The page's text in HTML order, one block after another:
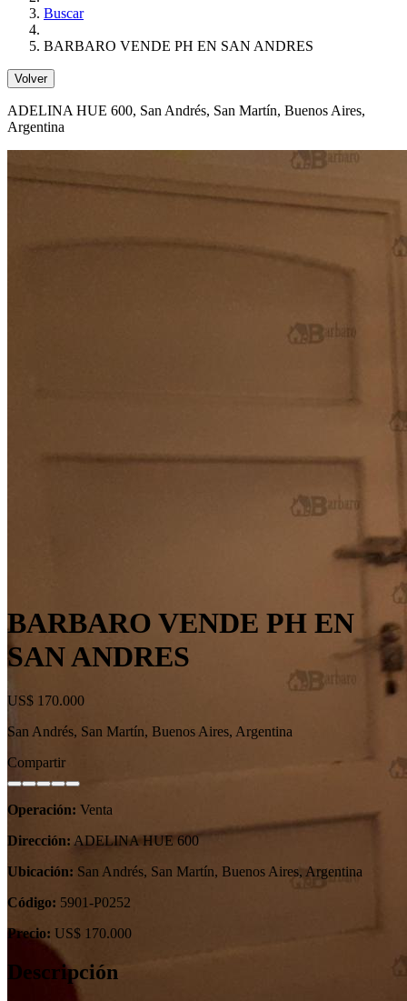
Buscar
BARBARO VENDE PH EN SAN ANDRES
Volver
ADELINA HUE 600, San Andrés, San Martín, Buenos Aires,
Argentina
BARBARO VENDE PH EN
SAN ANDRES
US$ 170.000
San Andrés, San Martín, Buenos Aires, Argentina
Compartir
Operación: Venta
Dirección: ADELINA HUE 600
Ubicación: San Andrés, San Martín, Buenos Aires, Argentina
Código: 5901-P0252
Precio: US$ 170.000
Descripción